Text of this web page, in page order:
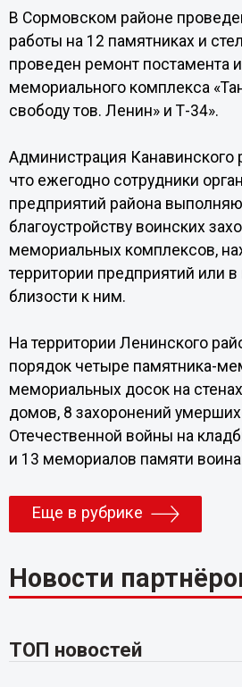
В Сормовском районе
работы на 12 памятниках и
проведен ремонт постамента
мемориального комплекса
свободу тов. Ленин» и Т-34».
Администрация Канавинского
что ежегодно сотрудники
предприятий района
благоустройству воинских
мемориальных комплексов,
территории предприятий или
близости к ним.
На территории Ленинского
порядок четыре памятника-
мемориальных досок на
домов, 8 захоронений
Отечественной войны на
и 13 мемориалов памяти
Еще в рубрике
Новости
ТОП новостей